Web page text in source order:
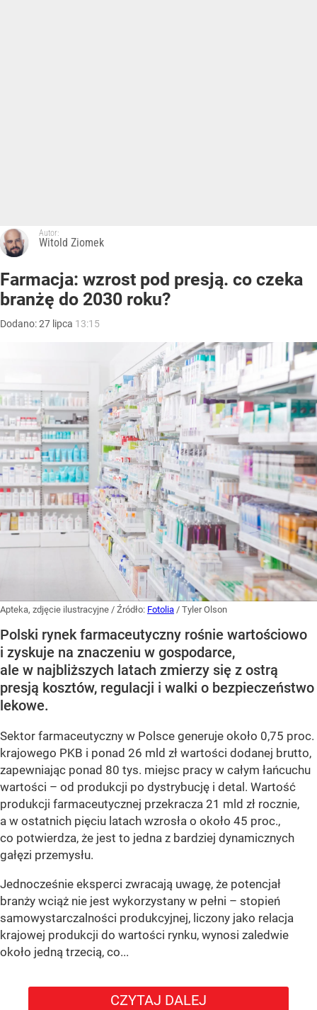
Autor:
Witold Ziomek
Farmacja: wzrost pod presją. co czeka
branżę do 2030 roku?
Dodano:27 lipca 13:15
Apteka, zdjęcie ilustracyjne / Źródło: Fotolia / Tyler Olson
Polski rynek farmaceutyczny rośnie wartościowo
i zyskuje na znaczeniu w gospodarce,
ale w najbliższych latach zmierzy się z ostrą
presją kosztów, regulacji i walki o bezpieczeństwo
lekowe.
Sektor farmaceutyczny w Polsce generuje około 0,75 proc.
krajowego PKB i ponad 26 mld zł wartości dodanej brutto,
zapewniając ponad 80 tys. miejsc pracy w całym łańcuchu
wartości – od produkcji po dystrybucję i detal. Wartość
produkcji farmaceutycznej przekracza 21 mld zł rocznie,
a w ostatnich pięciu latach wzrosła o około 45 proc.,
co potwierdza, że jest to jedna z bardziej dynamicznych
gałęzi przemysłu.
Jednocześnie eksperci zwracają uwagę, że potencjał
branży wciąż nie jest wykorzystany w pełni – stopień
samowystarczalności produkcyjnej, liczony jako relacja
krajowej produkcji do wartości rynku, wynosi zaledwie
około jedną trzecią, co...
CZYTAJ DALEJ